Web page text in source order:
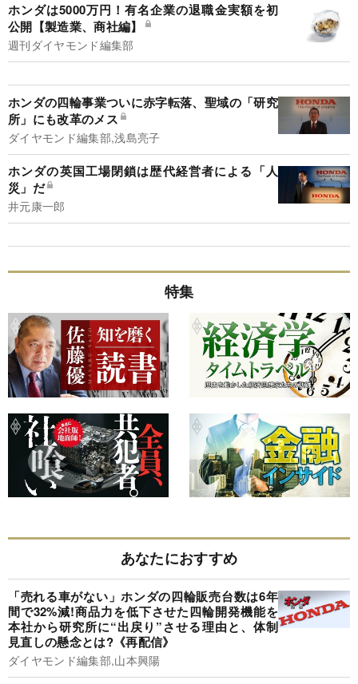
ホンダは5000万円！有名企業の退職金実額を初
公開【製造業、商社編】
週刊ダイヤモンド編集部
ホンダの四輪事業ついに赤字転落、聖域の「研究
所」にも改革のメス
ダイヤモンド編集部,浅島亮子
ホンダの英国工場閉鎖は歴代経営者による「人
災」だ
井元康一郎
特集
あなたにおすすめ
「売れる車がない」ホンダの四輪販売台数は6年
間で32%減!商品力を低下させた四輪開発機能を
本社から研究所に“出戻り”させる理由と、体制
見直しの懸念とは?《再配信》
ダイヤモンド編集部,山本興陽